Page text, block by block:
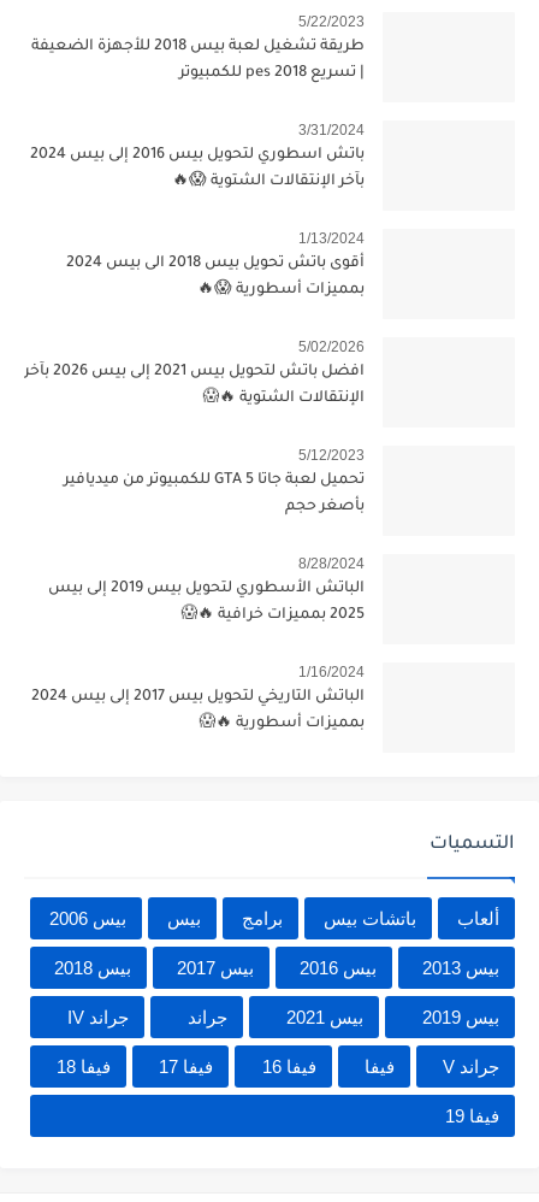
5/22/2023
طريقة تشغيل لعبة بيس 2018 للأجهزة الضعيفة
| تسريع pes 2018 للكمبيوتر
3/31/2024
باتش اسطوري لتحويل بيس 2016 إلى بيس 2024
بآخر الإنتقالات الشتوية 😱🔥
1/13/2024
أقوى باتش تحويل بيس 2018 الى بيس 2024
بمميزات أسطورية 😱🔥
5/02/2026
افضل باتش لتحويل بيس 2021 إلى بيس 2026 بآخر
الإنتقالات الشتوية 🔥😱
5/12/2023
تحميل لعبة جاتا 5 GTA للكمبيوتر من ميديافير
بأصغر حجم
8/28/2024
الباتش الأسطوري لتحويل بيس 2019 إلى بيس
2025 بمميزات خرافية 🔥😱
1/16/2024
الباتش التاريخي لتحويل بيس 2017 إلى بيس 2024
بمميزات أسطورية 🔥😱
التسميات
ألعاب باتشات بيس برامج بيس بيس 2006
بيس 2013 بيس 2016 بيس 2017 بيس 2018
بيس 2019 بيس 2021 جراند جراند IV
جراند V فيفا فيفا 16 فيفا 17 فيفا 18
فيفا 19